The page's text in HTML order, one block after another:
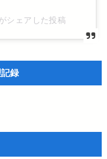
シェアした投稿
録